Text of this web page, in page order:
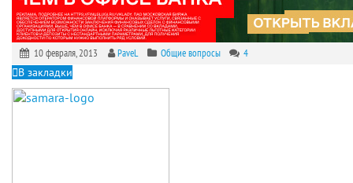
10 февраля, 2013 PaveL Общие вопросы 4
В закладки